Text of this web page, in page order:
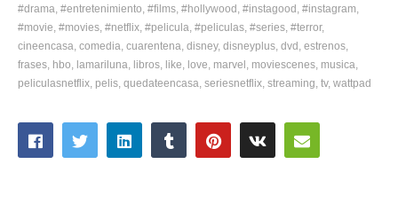
#drama #entretenimiento #films #hollywood #instagood #instagram
#movie #movies #netflix #pelicula #peliculas #series #terror
cineencasa comedia cuarentena disney disneyplus dvd estrenos
frases hbo lamariluna libros like love marvel moviescenes musica
peliculasnetflix pelis quedateencasa seriesnetflix streaming tv wattpad